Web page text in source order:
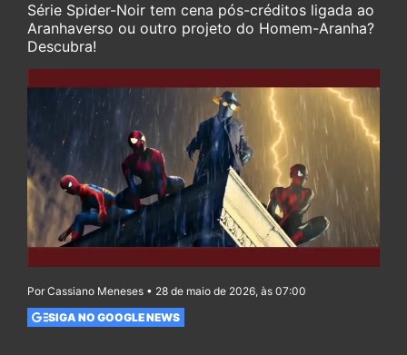
Série Spider-Noir tem cena pós-créditos ligada ao
Aranhaverso ou outro projeto do Homem-Aranha?
Descubra!
Por Cassiano Meneses • 28 de maio de 2026, às 07:00
SIGA NO GOOGLE NEWS